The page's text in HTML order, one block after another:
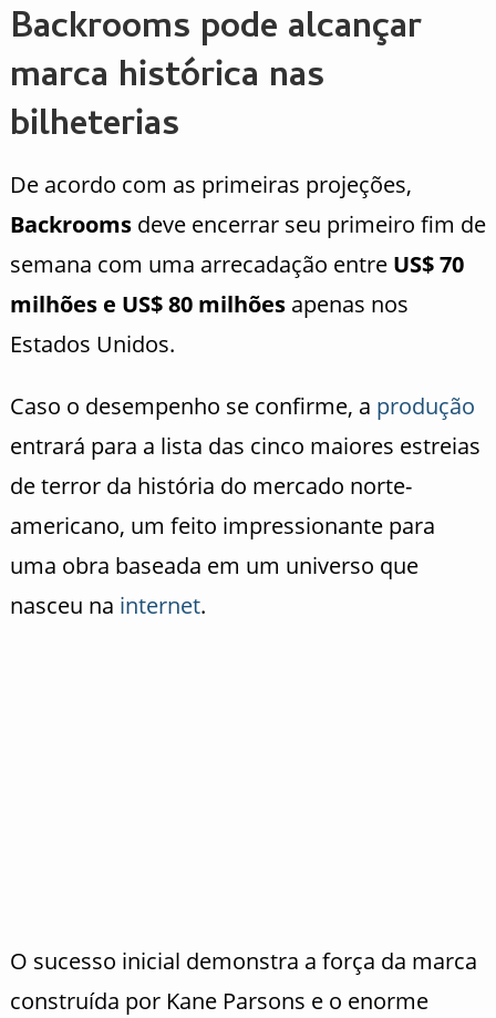
Backrooms pode alcançar
marca histórica nas
bilheterias
De acordo com as primeiras projeções,
Backroomsdeve encerrar seu primeiro fim de
semana com uma arrecadação entre US$ 70
milhões e US$ 80 milhõesapenas nos
Estados Unidos.
Caso o desempenho se confirme, a produção
entrará para a lista das cinco maiores estreias
de terror da história do mercado norte-
americano, um feito impressionante para
uma obra baseada em um universo que
nasceu na internet.
O sucesso inicial demonstra a força da marca
construída por Kane Parsons e o enorme